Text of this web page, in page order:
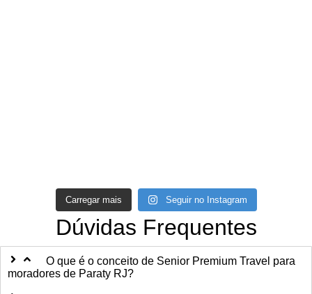
Carregar mais Seguir no Instagram
Dúvidas Frequentes
O que é o conceito de Senior Premium Travel para
moradores de Paraty RJ?